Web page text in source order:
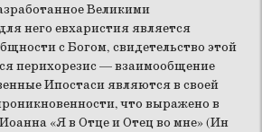
Великими
него евхаристия является
с Богом, свидетельство этой
перихорезис — взаимообщение
Ипостаси являются в своей
что выражено в
«Я в Отце и Отец во мне» (Ин